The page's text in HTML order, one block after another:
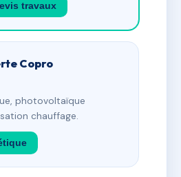
travaux
Copro
photovoltaïque
chauffage.